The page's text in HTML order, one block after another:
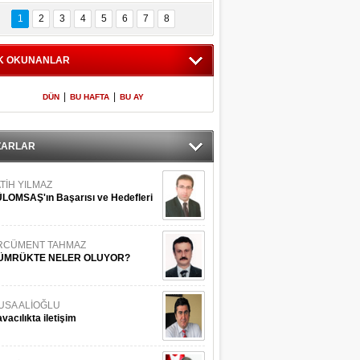
İstanbul
Adaları
600 milletvekilinin
listesi
1 2 3 4 5 6 7 8
OKUNANLAR
DÜN BU HAFTA BU AY
YILMAZ
Başarısı ve Hedefleri
TAHMAZ
NELER OLUYOR?
ALİOĞLU
iletişim